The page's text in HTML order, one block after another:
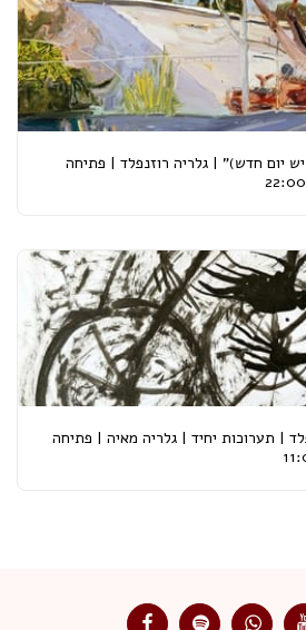
בעז נוי | "בקצה הלילה (יש יום חדש)" | גלריה רוזנפלד | פתיחה
| תערוכות יחיד | גלריה מאיה | פתיחה